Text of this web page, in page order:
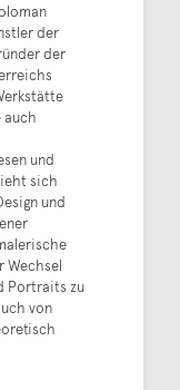
der
der
auch
und
sich
und
Wechsel
Portraits zu
von